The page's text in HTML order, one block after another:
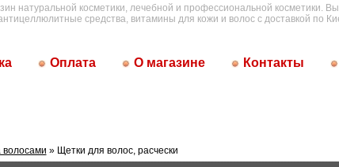
натуральной косметики, лечебной и профессиональной косметики.
средства, витамины для кожи и волос с доставкой по
Оплата О магазине Контакты
волосами » Щетки для волос, расчески